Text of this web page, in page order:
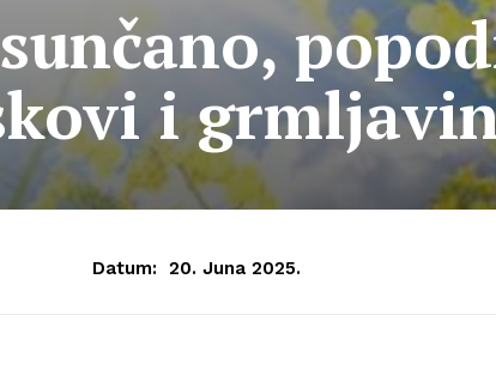
i
Datum: 20. Juna 2025.